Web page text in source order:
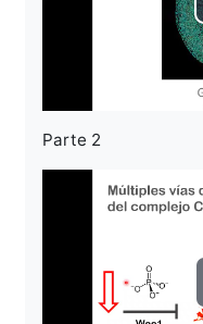
Parte 2